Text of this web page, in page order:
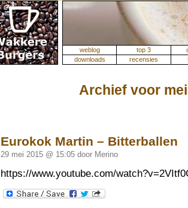
weblog top 3
downloads
recensies
Archief voor
Eurokok Martin – Bitterballen
29 mei 2015 @ 15:05 door Merino
https://www.youtube.com/